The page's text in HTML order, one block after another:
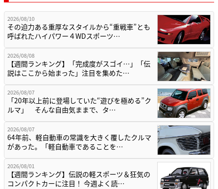
2026/08/10
その迫力ある重厚なスタイルから“重戦車”とも
呼ばれたハイパワー４WDスポーツ…
2026/08/08
【週間ランキング】「完成度がスゴイ…」「伝
説はここから始まった」注目を集めた…
2026/08/07
「20年以上前に登場していた“遊びを極める”ク
ルマ」 そんな自由気ままで、タ…
2026/08/07
64年前、軽自動車の常識を大きく覆したクルマ
があった。「軽自動車であることを…
2026/08/01
【週間ランキング】伝説の軽スポーツ＆狂気の
コンパクトカーに注目！ 今週よく読…